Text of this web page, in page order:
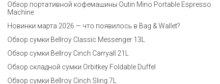
Обзор портативной кофемашины Outin Mino Portable Espresso
Machine
Новинки марта 2026 — что появилось в Bag & Wallet?
Обзор сумки Bellroy Classic Messenger 13L
Обзор сумки Bellroy Cinch Carryall 21L
Обзор складной сумки Orbitkey Foldable Duffel
Обзор сумки Bellroy Cinch Sling 7L